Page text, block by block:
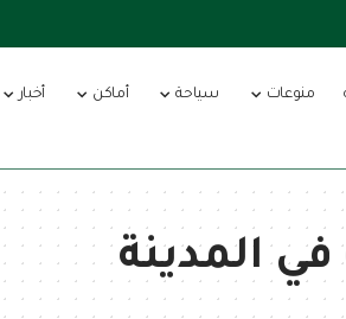
منوعات سياحة أماكن أخبار
المدينة